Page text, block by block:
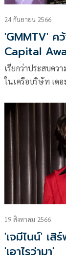
24 กันยายน 2566
'GMMTV' ค
Capital
เรียกว่าประสบคว
ในเครือบริษัท เด
Capital Awards
หลวงซีรีส์วาย ที่ม
สำเร็จมาอย่างต่อ
19 สิงหาคม 2566
'เจมีไนน์' เสิ
'เอาไรว่ามา'